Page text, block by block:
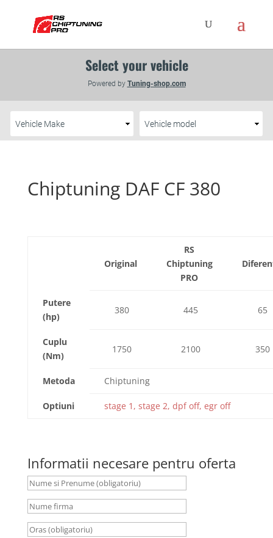
Chiptuning DAF CF 380
Original
RS
Chiptuning
PRO
Putere
(hp)
380 445 65
Cuplu
(Nm)
1750 2100 350
Metoda Chiptuning
Optiuni stage 1, stage 2, dpf off, egr off
Informatii necesare pentru oferta